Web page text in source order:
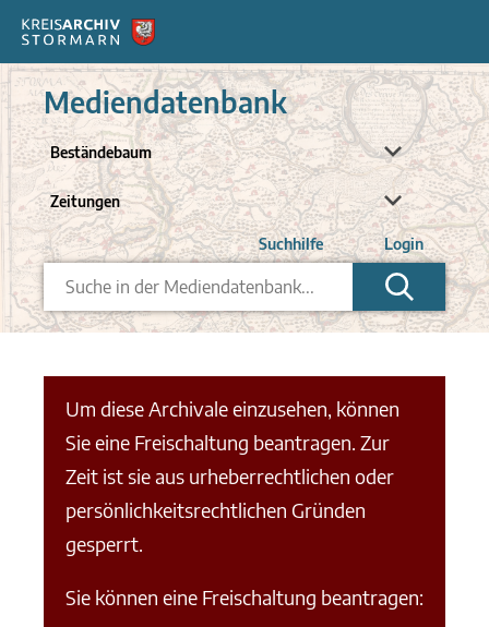
Mediendatenbank
Suchhilfe Login
SUCHEN
Um diese Archivale einzusehen, können
Sie eine Freischaltung beantragen. Zur
Zeit ist sie aus urheberrechtlichen oder
persönlichkeitsrechtlichen Gründen
gesperrt.
Sie können eine Freischaltung beantragen: